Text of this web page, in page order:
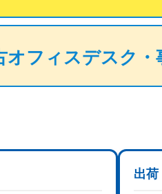
オフィスデスク・
出荷